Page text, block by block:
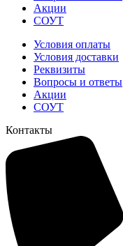
Акции
СОУТ
Условия оплаты
Условия доставки
Реквизиты
Вопросы и ответы
Акции
СОУТ
Контакты